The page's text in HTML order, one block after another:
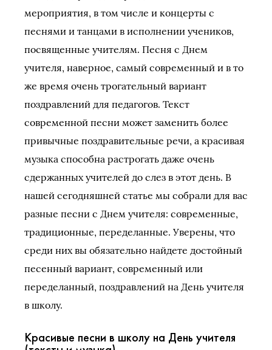
мероприятия, в том числе и концерты с
песнями и танцами в исполнении учеников,
посвященные учителям. Песня с Днем
учителя, наверное, самый современный и в то
же время очень трогательный вариант
поздравлений для педагогов. Текст
современной песни может заменить более
привычные поздравительные речи, а красивая
музыка способна растрогать даже очень
сдержанных учителей до слез в этот день. В
нашей сегодняшней статье мы собрали для вас
разные песни с Днем учителя: современные,
традиционные, переделанные. Уверены, что
среди них вы обязательно найдете достойный
песенный вариант, современный или
переделанный, поздравлений на День учителя
в школу.
Красивые песни в школу на День учителя